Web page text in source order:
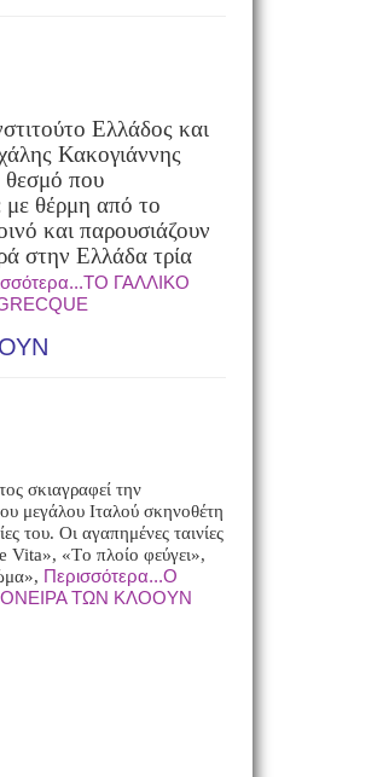
Ελλάδος και
Κακογιάννης
θεσμό που
με θέρμη από το
και παρουσιάζουν
στην Ελλάδα τρία
ΓΑΛΛΙΚΟ
σκιαγραφεί την
μεγάλου Ιταλού σκηνοθέτη
του. Οι αγαπημένες ταινίες
«Tο πλοίο φεύγει»,
Περισσότερα...O
ΟΝΕΙΡΑ ΤΩΝ ΚΛΟΟΥΝ